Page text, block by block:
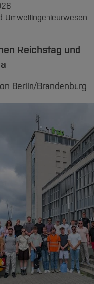
Umweltingenieurwesen
Reichstag und
Berlin/Brandenburg